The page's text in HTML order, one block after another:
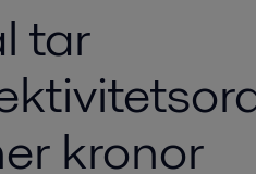
tar
kronor